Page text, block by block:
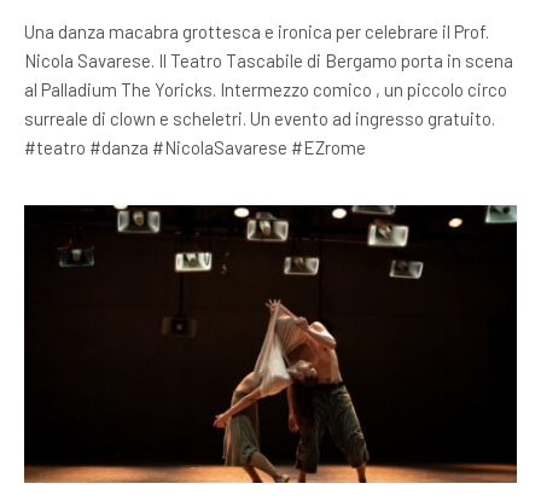
Una danza macabra grottesca e ironica per celebrare il Prof.
Nicola Savarese. Il Teatro Tascabile di Bergamo porta in scena
al Palladium The Yoricks. Intermezzo comico , un piccolo circo
surreale di clown e scheletri. Un evento ad ingresso gratuito.
#teatro #danza #NicolaSavarese #EZrome